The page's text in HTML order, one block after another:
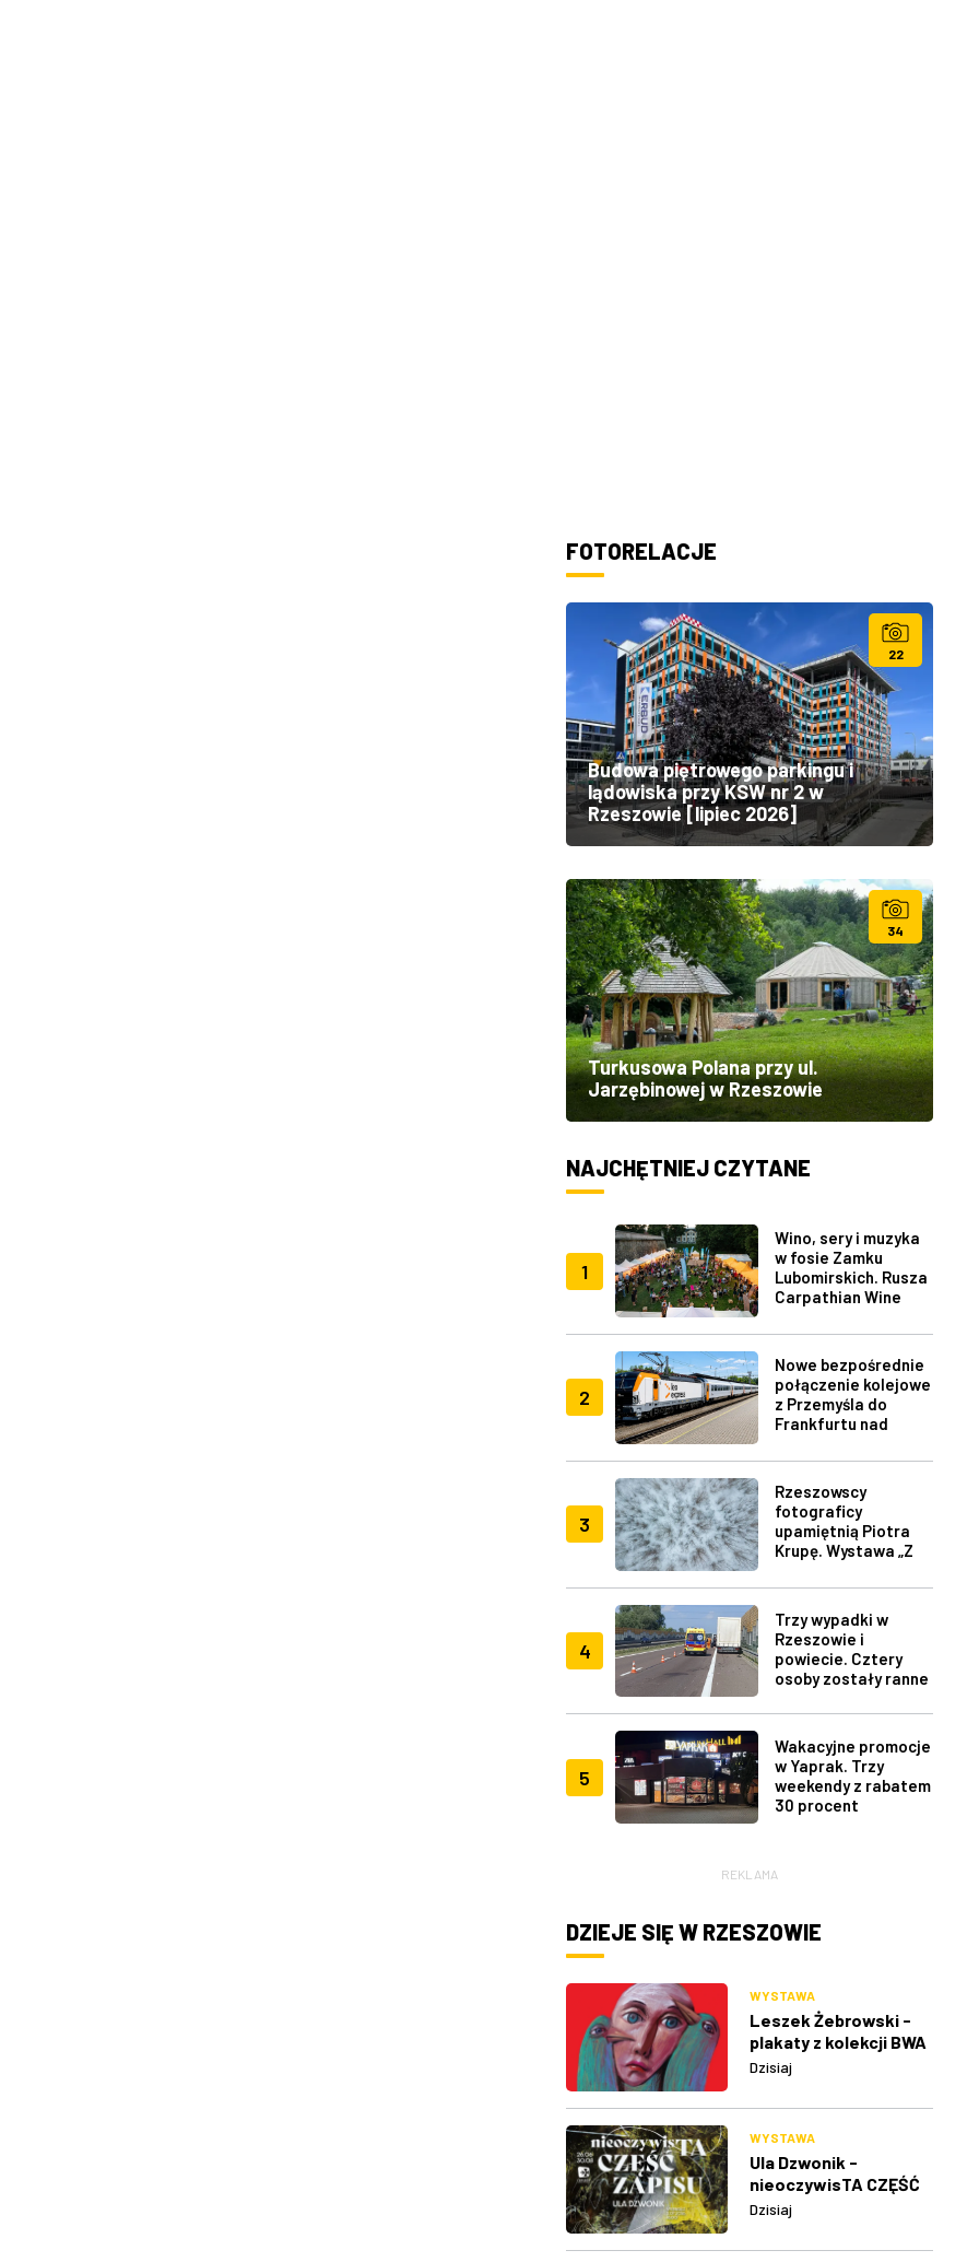
FOTORELACJE
22
Budowa piętrowego parkingu i
lądowiska przy KSW nr 2 w
Rzeszowie [lipiec 2026]
34
Turkusowa Polana przy ul.
Jarzębinowej w Rzeszowie
NAJCHĘTNIEJ CZYTANE
1
Wino, sery i muzyka
w fosie Zamku
Lubomirskich. Rusza
Carpathian Wine
2
Nowe bezpośrednie
połączenie kolejowe
z Przemyśla do
Frankfurtu nad
3
Rzeszowscy
fotograficy
upamiętnią Piotra
Krupę. Wystawa „Z
4
Trzy wypadki w
Rzeszowie i
powiecie. Cztery
osoby zostały ranne
5
Wakacyjne promocje
w Yaprak. Trzy
weekendy z rabatem
30 procent
REKLAMA
DZIEJE SIĘ W RZESZOWIE
WYSTAWA
Leszek Żebrowski -
plakaty z kolekcji BWA
w Rzeszowie
Dzisiaj
WYSTAWA
Ula Dzwonik -
nieoczywisTA CZĘŚĆ
ZAPISU
Dzisiaj